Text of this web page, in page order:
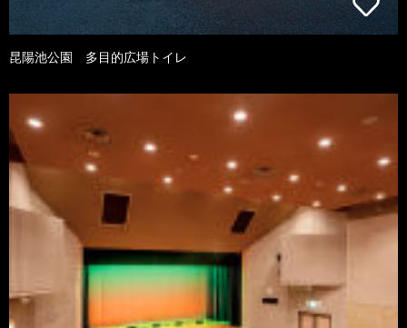
昆陽池公園 多目的広場トイレ